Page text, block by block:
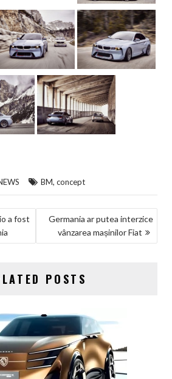
BM, concept
a fost
Germania ar putea interzice
vânzarea mașinilor Fiat
POSTS